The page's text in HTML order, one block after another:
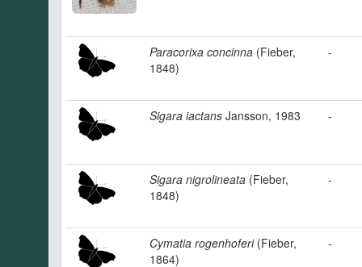
Paracorixa concinna (Fieber,
1848)
-
Sigara iactans Jansson, 1983 -
Sigara nigrolineata (Fieber,
1848)
-
Cymatia rogenhoferi(Fieber,
1864)
-